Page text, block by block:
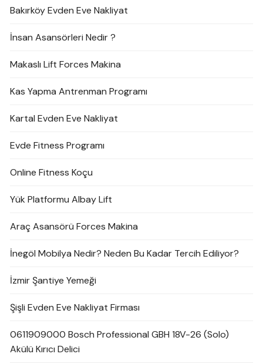
Bakırköy Evden Eve Nakliyat
İnsan Asansörleri Nedir ?
Makaslı Lift Forces Makina
Kas Yapma Antrenman Programı
Kartal Evden Eve Nakliyat
Evde Fitness Programı
Online Fitness Koçu
Yük Platformu Albay Lift
Araç Asansörü Forces Makina
İnegöl Mobilya Nedir? Neden Bu Kadar Tercih Ediliyor?
İzmir Şantiye Yemeği
Şişli Evden Eve Nakliyat Firması
0611909000 Bosch Professional GBH 18V-26 (Solo)
Akülü Kırıcı Delici